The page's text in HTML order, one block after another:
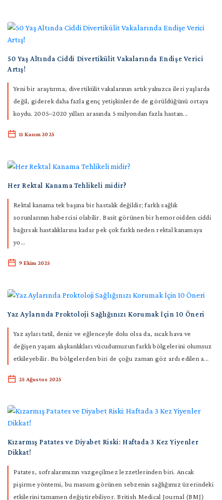
Proktolojik
Destek
İletişim
İngilizce
50 Yaş Altında Ciddi Divertikülit Vakalarında Endişe Verici
Artış!
Yeni bir araştırma, divertikülit vakalarının artık yalnızca ileri yaşlarda
değil, giderek daha fazla genç yetişkinlerde de görüldüğünü ortaya
koydu. 2005–2020 yılları arasında 5 milyondan fazla hastan...
11 Kasım 2025
Her Rektal Kanama Tehlikeli midir?
Rektal kanama tek başına bir hastalık değildir; farklı sağlık
sorunlarının habercisi olabilir. Basit görünen bir hemoroidden ciddi
bağırsak hastalıklarına kadar pek çok farklı neden rektal kanamaya
yo...
9 Ekim 2025
Yaz Aylarında Proktoloji Sağlığınızı Korumak İçin 10 Öneri
Yaz ayları tatil, deniz ve eğlenceyle dolu olsa da, sıcak hava ve
değişen yaşam alışkanlıkları vücudumuzun farklı bölgelerini olumsuz
etkileyebilir. Bu bölgelerden biri de çoğu zaman göz ardı edilen a...
25 Ağustos 2025
Kızarmış Patates ve Diyabet Riski: Haftada 3 Kez Yiyenler
Dikkat!
Patates, sofralarımızın vazgeçilmez lezzetlerinden biri. Ancak
pişirme yöntemi, bu masum görünen sebzenin sağlığımız üzerindeki
etkilerini tamamen değiştirebiliyor. British Medical Journal (BMJ)